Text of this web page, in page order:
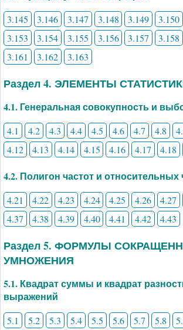
3.145 3.146 3.147 3.148 3.149 3.150
3.153
3.154 3.155 3.156 3.157 3.158
3.161
3.162 3.163
Раздел 4. ЭЛЕМЕНТЫ
4.1. Генеральная совокупность и
4.1 4.2 4.3 4.4 4.5 4.6 4.7 4.8
4.12
4.13 4.14 4.15 4.16 4.17 4.18
4.2. Полигон частот и относительных
4.21 4.22 4.23 4.24 4.25 4.26 4.27
4.37
4.38 4.39 4.40 4.41 4.42 4.43
Раздел 5. ФОРМУЛЫ
УМНОЖЕНИЯ
5.1. Квадрат суммы и квадрат
выражений
5.1 5.2 5.3 5.4 5.5 5.6 5.7 5.8